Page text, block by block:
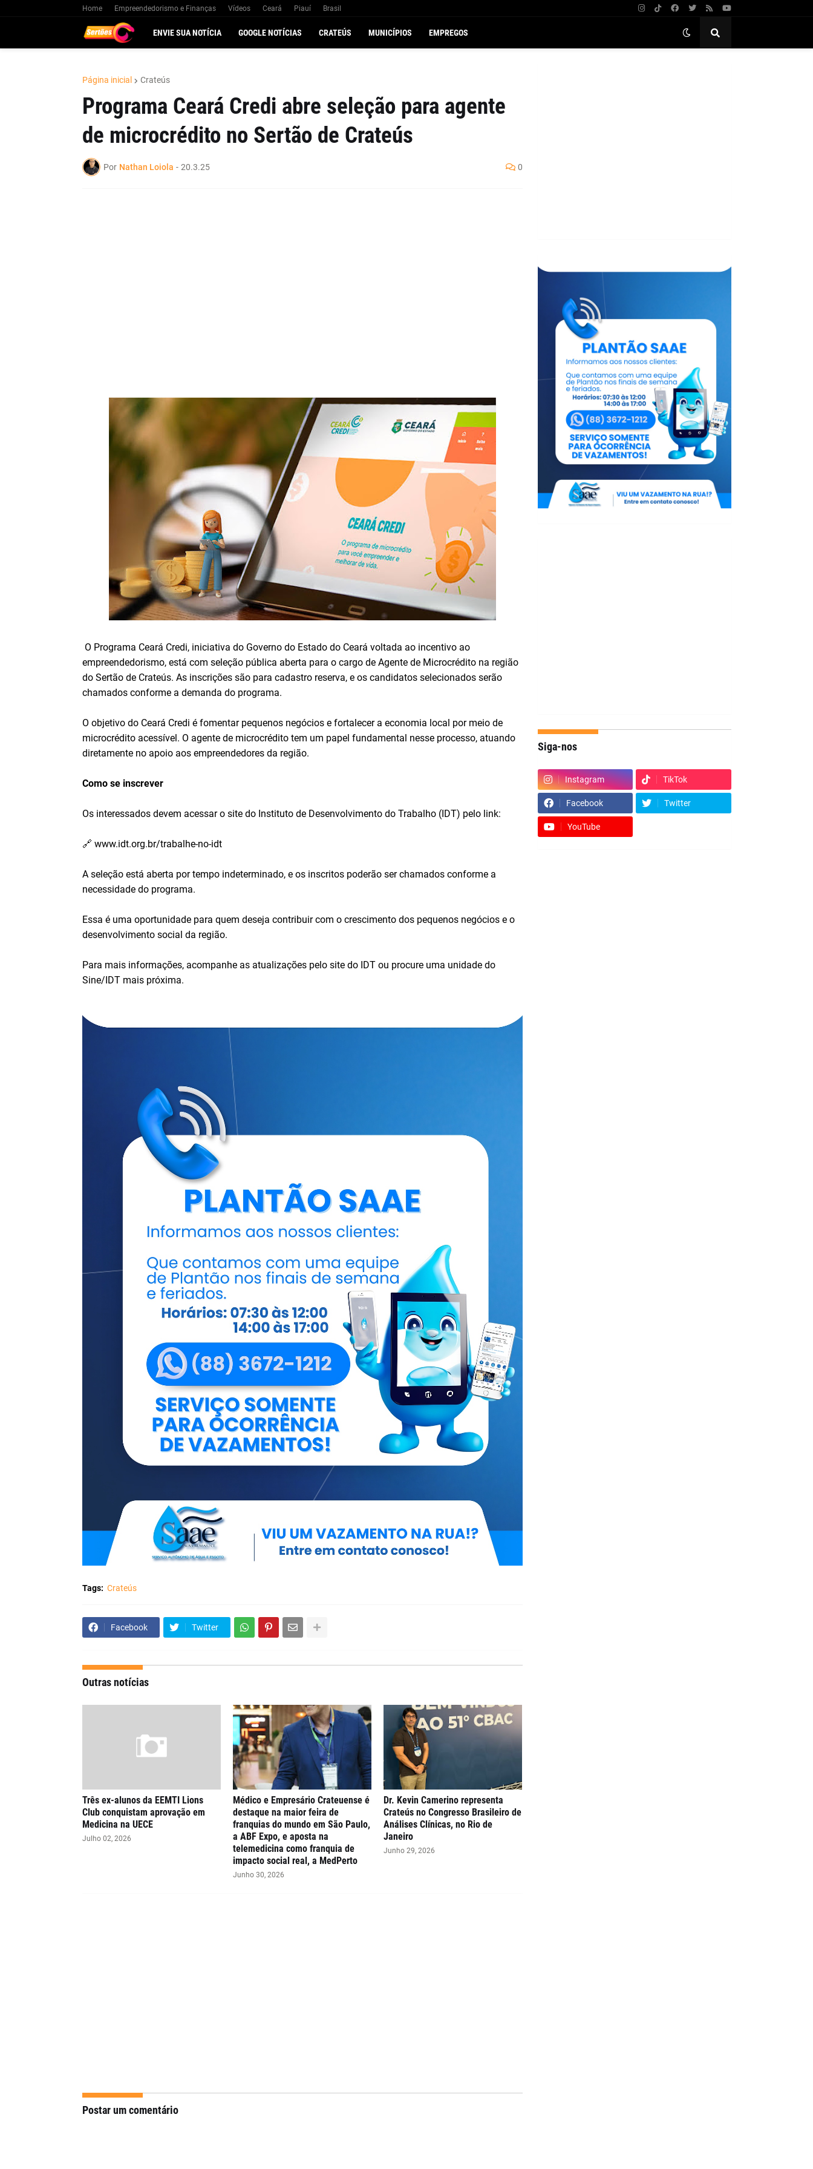
Home Empreendedorismo e Finanças Vídeos Ceará Piauí Brasil
ENVIE SUA NOTÍCIA GOOGLE NOTÍCIAS CRATEÚS MUNICÍPIOS EMPREGOS
Página inicial Crateús
Programa Ceará Credi abre seleção para agente
de microcrédito no Sertão de Crateús
Por Nathan Loiola - 20.3.25 0
O Programa Ceará Credi, iniciativa do Governo do Estado do Ceará voltada ao incentivo ao
empreendedorismo, está com seleção pública aberta para o cargo de Agente de Microcrédito na região
do Sertão de Crateús. As inscrições são para cadastro reserva, e os candidatos selecionados serão
chamados conforme a demanda do programa.
O objetivo do Ceará Credi é fomentar pequenos negócios e fortalecer a economia local por meio de
microcrédito acessível. O agente de microcrédito tem um papel fundamental nesse processo, atuando
diretamente no apoio aos empreendedores da região.
Como se inscrever
Os interessados devem acessar o site do Instituto de Desenvolvimento do Trabalho (IDT) pelo link:
🔗 www.idt.org.br/trabalhe-no-idt
A seleção está aberta por tempo indeterminado, e os inscritos poderão ser chamados conforme a
necessidade do programa.
Essa é uma oportunidade para quem deseja contribuir com o crescimento dos pequenos negócios e o
desenvolvimento social da região.
Para mais informações, acompanhe as atualizações pelo site do IDT ou procure uma unidade do
Sine/IDT mais próxima.
Tags: Crateús
Facebook Twitter
Outras notícias
Três ex-alunos da EEMTI Lions
Club conquistam aprovação em
Medicina na UECE
Julho 02, 2026
Médico e Empresário Crateuense é
destaque na maior feira de
franquias do mundo em São Paulo,
a ABF Expo, e aposta na
telemedicina como franquia de
impacto social real, a MedPerto
Junho 30, 2026
Dr. Kevin Camerino representa
Crateús no Congresso Brasileiro de
Análises Clínicas, no Rio de
Janeiro
Junho 29, 2026
Postar um comentário
Siga-nos
Instagram TikTok
Facebook Twitter
YouTube